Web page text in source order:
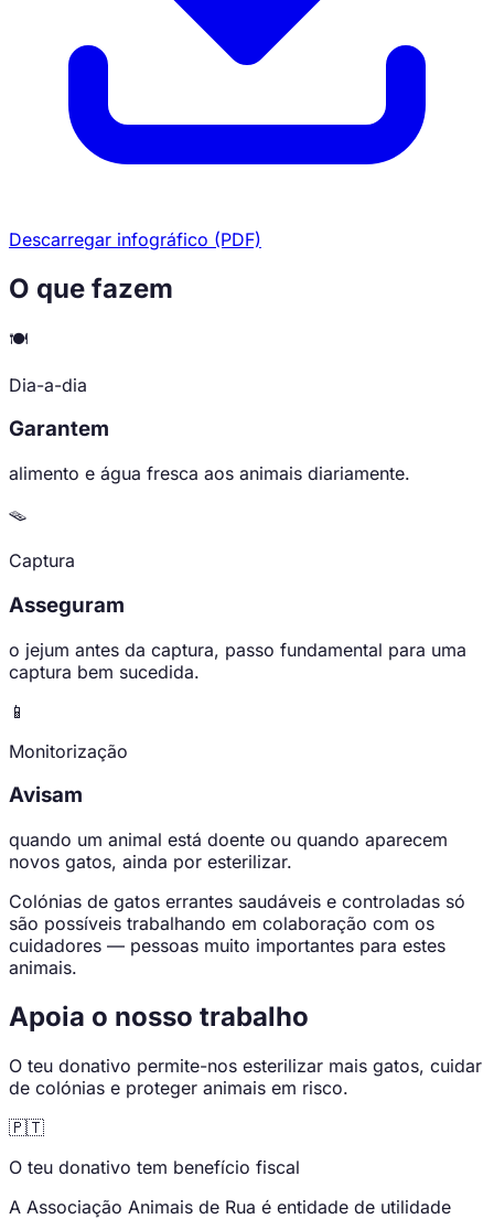
Descarregar infográfico (PDF)
O que fazem
🍽️
Dia-a-dia
Garantem
alimento e água fresca aos animais diariamente.
🪤
Captura
Asseguram
o jejum antes da captura, passo fundamental para uma
captura bem sucedida.
📱
Monitorização
Avisam
quando um animal está doente ou quando aparecem
novos gatos, ainda por esterilizar.
Colónias de gatos errantes saudáveis e controladas só
são possíveis trabalhando em colaboração com os
cuidadores — pessoas muito importantes para estes
animais.
Apoia o nosso trabalho
O teu donativo permite-nos esterilizar mais gatos, cuidar
de colónias e proteger animais em risco.
🇵🇹
O teu donativo tem benefício fiscal
A Associação Animais de Rua é entidade de utilidade